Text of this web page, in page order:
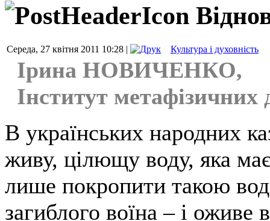
Середа, 27 квітня 2011 10:28 | Культура і духовність
Ірина НОВИЧЕНКО,
Інститут
В українських народних
живу, цілющу воду, яка
лише покропити такою
загиблого воїна – і оживе